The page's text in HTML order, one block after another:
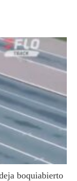
boquiabierto